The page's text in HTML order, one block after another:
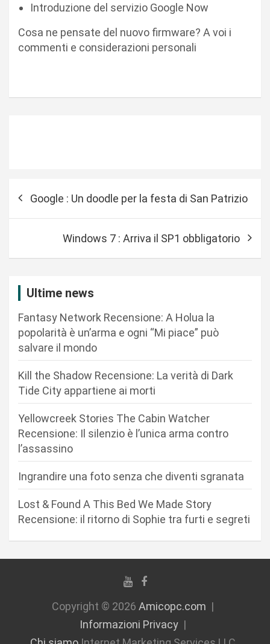
Introduzione del servizio Google Now
Cosa ne pensate del nuovo firmware? A voi i
commenti e considerazioni personali
i
Google : Un doodle per la festa di San Patrizio
Windows 7 : Arriva il SP1 obbligatorio
Ultime news
Fantasy Network Recensione: A Holua la
popolarità è un’arma e ogni “Mi piace” può
salvare il mondo
Kill the Shadow Recensione: La verità di Dark
Tide City appartiene ai morti
Yellowcreek Stories The Cabin Watcher
Recensione: Il silenzio è l’unica arma contro
l’assassino
Ingrandire una foto senza che diventi sgranata
Lost & Found A This Bed We Made Story
Recensione: il ritorno di Sophie tra furti e segreti
Copyright © 2026 Amicopc.com
Informazioni Privacy